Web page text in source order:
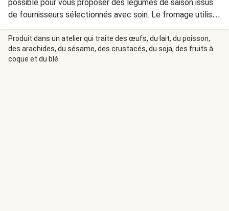
possible pour vous proposer des légumes de saison issus
de fournisseurs sélectionnés avec soin. Le fromage utilisé
dans ce plat contient de la présure animale. Retrouvez
l’origine des ingrédients présents dans vos recettes :
https://www.hellofresh.fr/about/origine-ingredients
Produit dans un atelier qui traite des œufs, du lait, du poisson,
des arachides, du sésame, des crustacés, du soja, des fruits à
coque et du blé.